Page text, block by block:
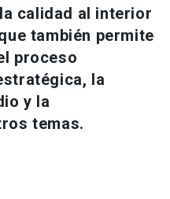
calidad al interior
también permite
proceso
la
y la
temas.